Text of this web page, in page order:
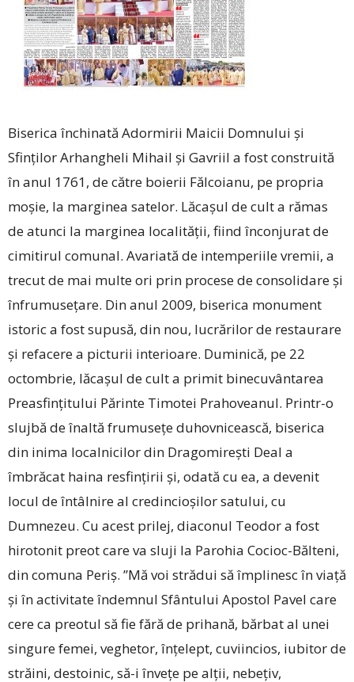
Biserica închinată Adormirii Maicii Domnului și
Sfinților Arhangheli Mihail și Gavriil a fost construită
în anul 1761, de către boierii Fălcoianu, pe propria
moșie, la marginea satelor. Lăcașul de cult a rămas
de atunci la marginea localității, fiind înconjurat de
cimitirul comunal. Avariată de intemperiile vremii, a
trecut de mai multe ori prin procese de consolidare și
înfrumusețare. Din anul 2009, biserica monument
istoric a fost supusă, din nou, lucrărilor de restaurare
și refacere a picturii interioare. Duminică, pe 22
octombrie, lăcașul de cult a primit binecuvântarea
Preasfințitului Părinte Timotei Prahoveanul. Printr-o
slujbă de înaltă frumusețe duhovnicească, biserica
din inima localnicilor din Dragomirești Deal a
îmbrăcat haina resfințirii și, odată cu ea, a devenit
locul de întâlnire al credincioșilor satului, cu
Dumnezeu. Cu acest prilej, diaconul Teodor a fost
hirotonit preot care va sluji la Parohia Cocioc-Bălteni,
din comuna Periș. ”Mă voi strădui să împlinesc în viață
și în activitate îndemnul Sfântului Apostol Pavel care
cere ca preotul să fie fără de prihană, bărbat al unei
singure femei, veghetor, înțelept, cuviincios, iubitor de
străini, destoinic, ­să-i învețe pe alții, nebețiv,